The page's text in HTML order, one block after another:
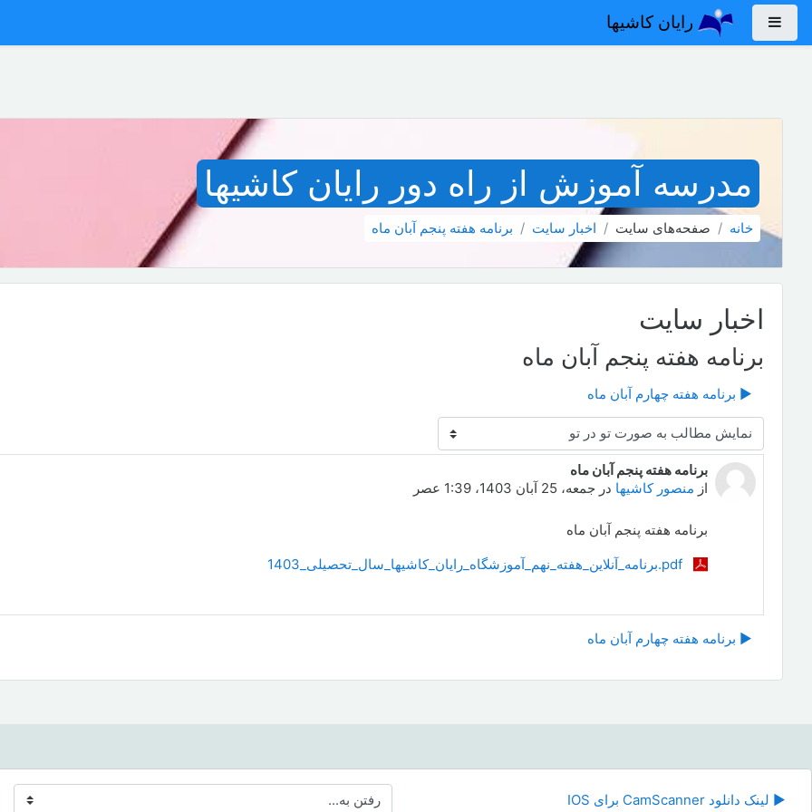
پرش به محتوای اصلی
پنل کناری رایان کاشیها
مدرسه آموزش از راه دور رایان کاشیها
خانه صفحه‌های سایت اخبار سايت برنامه هفته پنجم آبان ماه
اخبار سايت
برنامه هفته پنجم آبان ماه
▶︎ برنامه هفته چهارم آبان ماه
نحوهٔ نمایش
برنامه هفته پنجم آبان ماه
از منصور کاشیها در جمعه، 25 آبان 1403، 1:39 عصر
Number of replies: 0
برنامه هفته پنجم آبان ماه
▶︎ برنامه هفته چهارم آبان ماه
▶︎ لینک دانلود CamScanner برای IOS رفتن به...